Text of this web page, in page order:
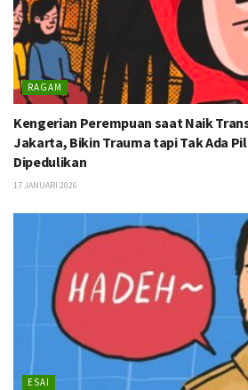
RAGAM
Kengerian Perempuan saat Naik
Jakarta, Bikin Trauma tapi Tak Ada
Dipedulikan
17 JANUARI 2026
ESAI